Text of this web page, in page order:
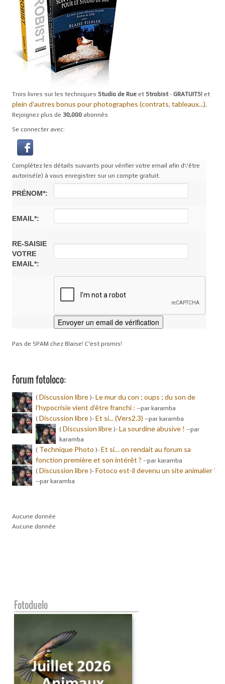
Trois livres sur les techniques Studio de Rue et Strobist- GRATUITS! et
plein d'autres bonus pour photographes (contrats, tableaux...).
Rejoignez plus de 30,000 abonnés
Se connecter avec:
Complétez les détails suivants pour vérifier votre email afin d\'être
autorisé(e) à vous enregistrer sur un compte gratuit.
PRÉNOM*:
EMAIL*:
RE-SAISIE
VOTRE
EMAIL*:
Pas de SPAM chez Blaise! C'est promis!
Forum fotoloco:
( Discussion libre )- Le mur du con ; oups ; du son de
l’hypocrisie vient d’être franchi : --par karamba
( Discussion libre )- Et si... (Vers2.3) --par karamba
( Discussion libre )- La sourdine abusive ! --par
karamba
( Technique Photo )- Et si… on rendait au forum sa
fonction première et son intérêt ? --par karamba
( Discussion libre )- Fotoco est-il devenu un site animalier ?
--par karamba
Aucune donnée
Aucune donnée
Fotoduelo